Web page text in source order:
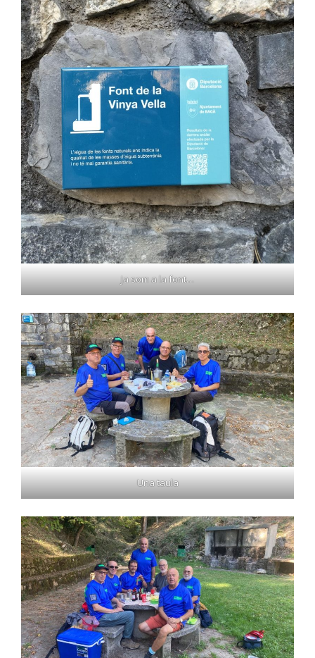
Ja som a la font…
Una taula